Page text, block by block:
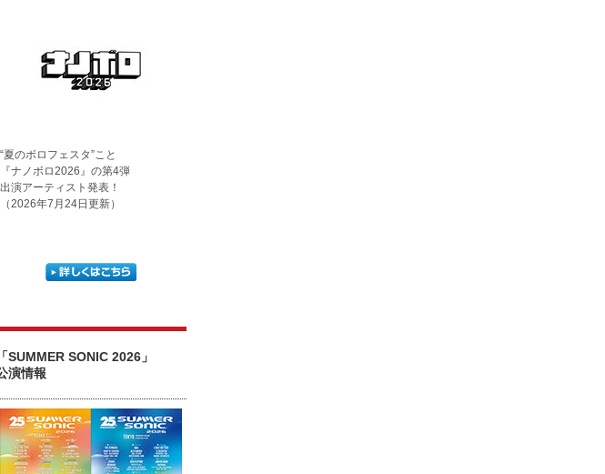
“夏のボロフェスタ”こと
『ナノボロ2026』の第4弾
出演アーティスト発表！
（2026年7月24日更新）
「SUMMER SONIC 2026」
演情報